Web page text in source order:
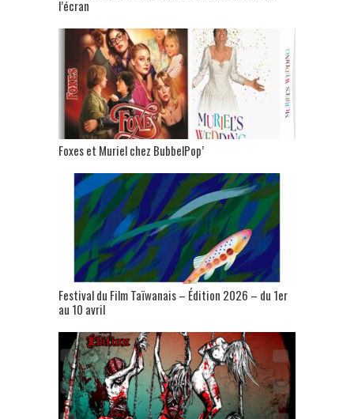
l’écran
Foxes et Muriel chez BubbelPop’
Festival du Film Taïwanais – Édition 2026 – du 1er
au 10 avril